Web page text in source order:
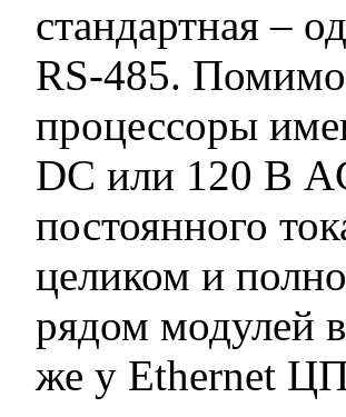
стандартная –
RS-485.
процессоры
DC или 120 В
постоянного
целиком и
рядом модулей
же у Ethernet